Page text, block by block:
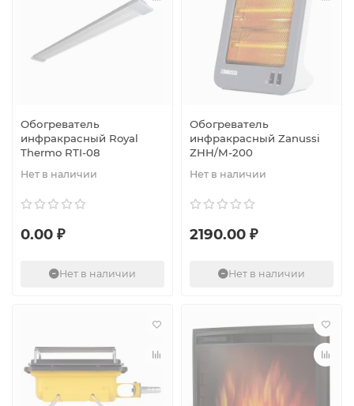
Обогреватель
инфракрасный Royal
Thermo RTI-08
Нет в наличии
0.00 ₽
Нет в наличии
Обогреватель
инфракрасный Zanussi
ZHH/M-200
Нет в наличии
2190.00 ₽
Нет в наличии